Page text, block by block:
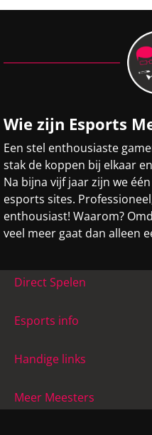
Wie zijn Esports
Een stel enthousiaste
stak de koppen bij elkaar
Na bijna vijf jaar zijn we
esports sites.
enthousiast! Waarom?
veel meer gaat dan alleen
Direct Spelen
Esports info
Handige links
Meer Meesters